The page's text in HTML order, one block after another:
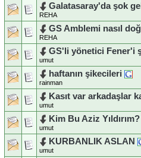
Galatasaray'da şok
REHA
GS Amblemi nasıl
REHA
GS'li yönetici Fener'i
umut
haftanın şikecileri
rainman
Kasıt var arkadaşlar
umut
Kim Bu Aziz Yıldırım?
umut
KURBANLIK ASLAN
umut